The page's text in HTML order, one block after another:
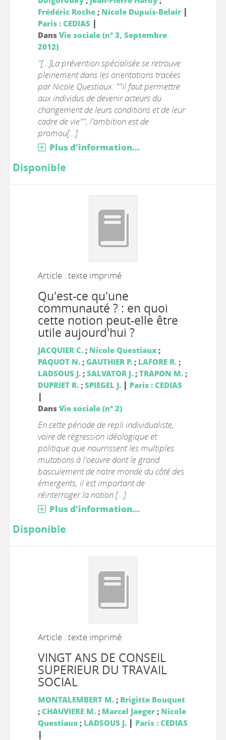
Frédéric Roche; Nicole Dupuis-Belair |
Paris : CEDIAS |
Dans Vie sociale (n° 3, Septembre
2012)
"[...]La prévention spécialisée se retrouve
pleinement dans les orientations tracées
par Nicole Questiaux: ""il faut permettre
aux individus de devenir acteurs du
changement de leurs conditions et de leur
cadre de vie"", l'ambition est de
promou[...]
Plus d'information...
Disponible
Article : texte imprimé
Qu'est-ce qu'une
communauté ? : en quoi
cette notion peut-elle être
utile aujourd'hui ?
JACQUIER C.; Nicole Questiaux;
PAQUOT N.; GAUTHIER P.; LAFORE R.;
LADSOUS J.; SALVATOR J.; TRAPON M.;
DUPRIET R.; SPIEGEL J. | Paris : CEDIAS
|
Dans Vie sociale (n° 2)
En cette période de repli individualiste,
voire de régression idéologique et
politique que nourrissent les multiples
mutations à l'oeuvre dont le grand
basculement de notre monde du côté des
émergents, il est important de
réinterroger la notion [...]
Plus d'information...
Disponible
Article : texte imprimé
VINGT ANS DE CONSEIL
SUPERIEUR DU TRAVAIL
SOCIAL
MONTALEMBERT M.; Brigitte Bouquet
; CHAUVIERE M.; Marcel Jaeger; Nicole
Questiaux; LADSOUS J. | Paris : CEDIAS
|